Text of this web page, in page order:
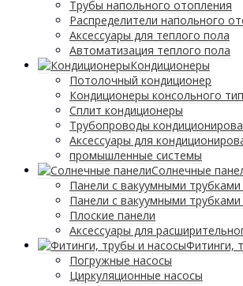
Трубы напольного отопления
Распределители напольного
Аксессуары для теплого пола
Автоматизация теплого пола
Кондиционеры
Потолочный кондиционер
Кондиционеры консольного
Сплит кондиционеры
Трубопроводы
Аксессуары для
промышленные системы
Солнечные
Панели с вакуумными
Панели с вакуумными
Плоские панели
Аксессуары для
Фитинги,
Погружные насосы
Циркуляционные насосы